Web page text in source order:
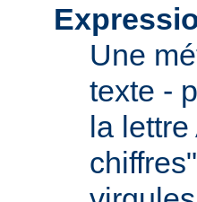
Une
texte -
la